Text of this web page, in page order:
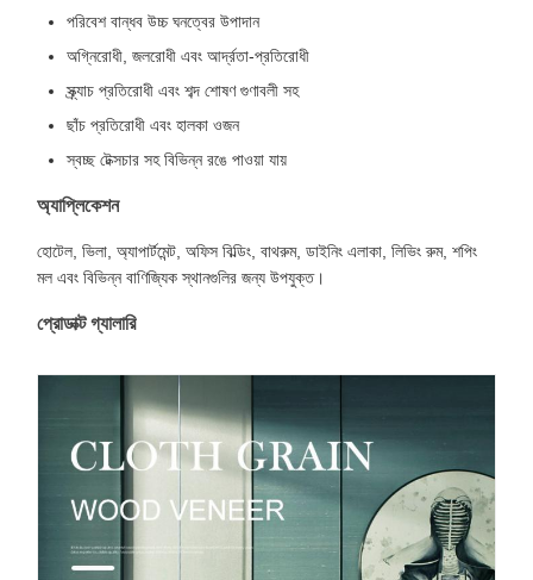
পরিবেশ বান্ধব উচ্চ ঘনত্বের উপাদান
অগ্নিরোধী, জলরোধী এবং আর্দ্রতা-প্রতিরোধী
স্ক্র্যাচ প্রতিরোধী এবং শব্দ শোষণ গুণাবলী সহ
ছাঁচ প্রতিরোধী এবং হালকা ওজন
স্বচ্ছ টেক্সচার সহ বিভিন্ন রঙে পাওয়া যায়
অ্যাপ্লিকেশন
হোটেল, ভিলা, অ্যাপার্টমেন্ট, অফিস বিল্ডিং, বাথরুম, ডাইনিং এলাকা, লিভিং রুম, শপিং
মল এবং বিভিন্ন বাণিজ্যিক স্থানগুলির জন্য উপযুক্ত।
প্রোডাক্ট গ্যালারি